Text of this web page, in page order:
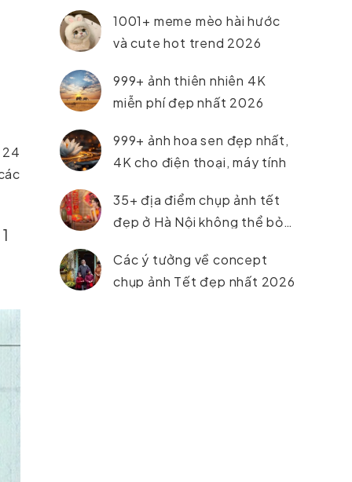
1001+ meme mèo hài hước
và cute hot trend 2026
999+ ảnh thiên nhiên 4K
miễn phí đẹp nhất 2026
999+ ảnh hoa sen đẹp nhất,
4K cho điện thoại, máy tính
35+ địa điểm chụp ảnh tết
đẹp ở Hà Nội không thể bỏ
Các ý tưởng về concept
chụp ảnh Tết đẹp nhất 2026